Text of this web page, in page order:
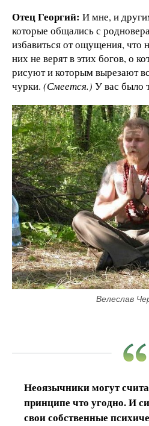
Отец Георгий: И мне, и
которые общались с
избавиться от ощущения, что
них не верят в этих богов, о
рисуют и которым вырезают
чурки. (Смеется.) У вас было
Велеслав
Неоязычники могут
принципе что угодно. И
свои собственные